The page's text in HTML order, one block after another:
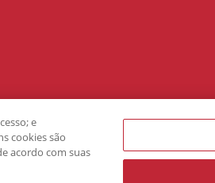
e
cookies são
acordo com suas